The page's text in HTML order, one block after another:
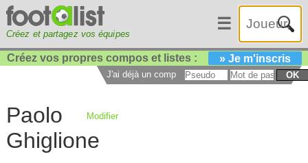
Créez et partagez vos équipes
☰
Créez vos propres compos et listes : » Je m'inscris
J'ai déjà un compte : OK
Paolo
Ghiglione
Modifier